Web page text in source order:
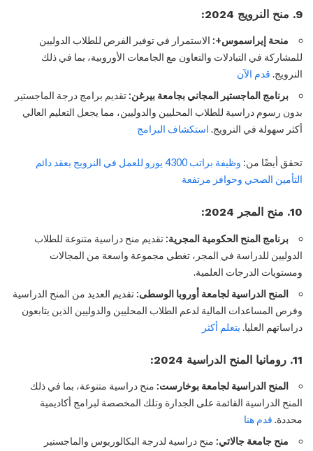
9. منح النرويج 2024:
منحة إيراسموس+: الاستمرار في توفير الفرص للطلاب الدوليين
للمشاركة في التبادلات والتعاون مع الجامعات الأوروبية، بما في ذلك
النرويج. قدم الآن
برنامج الماجستير المجاني بجامعة بيرغن: تقديم برامج درجة الماجستير
بدون رسوم دراسية للطلاب المحليين والدوليين، مما يجعل التعليم العالي
أكثر سهولة في النرويج. استكشاف البرامج
تحقق أيضًا من:
وظيفة براتب 4300 يورو للعمل في النرويج بعقد دائم
التأمين الصحي وحوافز مرتفعة
10. منح المجر 2024:
برنامج المنح الحكومية المجرية: تقديم منح دراسية متنوعة للطلاب
الدوليين للدراسة في المجر، تغطي مجموعة واسعة من المجالات
ومستويات الدرجات العلمية.
المنح الدراسية لجامعة أوروبا الوسطى: تقديم العديد من المنح الدراسية
وفرص المساعدات المالية لدعم الطلاب المحليين والدوليين الذين يتابعون
دراساتهم العليا. يتعلم أكثر
11. رومانيا المنح الدراسية 2024:
المنح الدراسية لجامعة بوخارست: منح دراسية متنوعة، بما في ذلك
المنح الدراسية القائمة على الجدارة وتلك المخصصة لبرامج أكاديمية
محددة. قدم هنا
منح جامعة جالاتي: منح دراسية لدرجة البكالوريوس والماجستير